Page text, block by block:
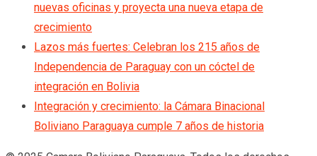
nuevas oficinas y proyecta una nueva etapa de
crecimiento
Lazos más fuertes: Celebran los 215 años de
Independencia de Paraguay con un cóctel de
integración en Bolivia
Integración y crecimiento: la Cámara Binacional
Boliviano Paraguaya cumple 7 años de historia